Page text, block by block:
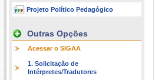
Projeto Político Pedagógico
Outras Opções
Acessar o SIGAA
1. Solicitação de
Intérpretes/Tradutores